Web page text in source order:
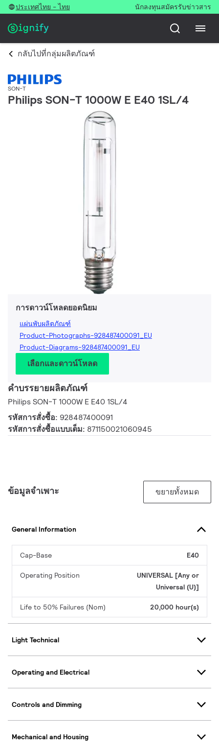
ประเทศไทย - ไทย นักลงทุนสมัครรับข่าวสาร
กลับไปที่กลุ่มผลิตภัณฑ์
SON-T
Philips SON-T 1000W E E40 1SL/4
การดาวน์โหลดยอดนิยม
แผ่นพับผลิตภัณฑ์
Product-Photographs-928487400091_EU
Product-Diagrams-928487400091_EU
เลือกและดาวน์โหลด
คำบรรยายผลิตภัณฑ์
Philips SON-T 1000W E E40 1SL/4
รหัสการสั่งซื้อ: 928487400091
รหัสการสั่งซื้อแบบเต็ม: 871150021060945
ข้อมูลจำเพาะ ขยายทั้งหมด
General Information
Cap-Base E40
Operating Position
UNIVERSAL [Any or
Universal (U)]
Life to 50% Failures (Nom) 20,000 hour(s)
Light Technical
Operating and Electrical
Controls and Dimming
Mechanical and Housing